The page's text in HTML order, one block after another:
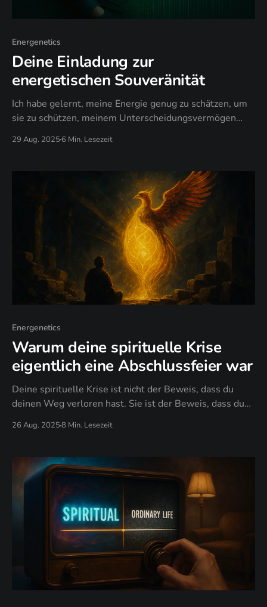
Energenetics
Deine Einladung zur
energetischen Souveränität
Ich habe gelernt, meine Energie genug zu schätzen, um
sie zu schützen, meinem Unterscheidungsvermögen
selbst genug zu lieben, um Souveränität über Opfer-
29 Aug. 2025 6 Min. Lesezeit
Energenetics
Warum deine spirituelle Krise
eigentlich eine Abschlussfeier war
Deine spirituelle Krise ist nicht der Beweis, dass du
deinen Weg verloren hast. Sie ist der Beweis, dass du
26 Aug. 20258 Min. Lesezeit